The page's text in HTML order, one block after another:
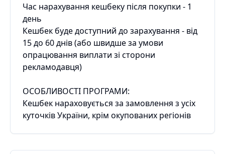
Час нарахування кешбеку після покупки - 1
день
Кешбек буде доступний до зарахування - від
15 до 60 днів (або швидше за умови
опрацювання виплати зі сторони
рекламодавця)
ОСОБЛИВОСТІ ПРОГРАМИ:
Кешбек нараховується за замовлення з усіх